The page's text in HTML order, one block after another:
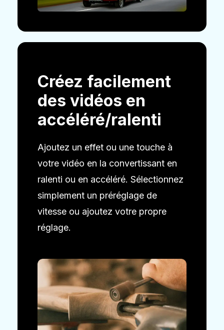
Créez facilement
des vidéos en
accéléré/ralenti
Ajoutez un effet ou une touche à
votre vidéo en la convertissant en
ralenti ou en accéléré. Sélectionnez
simplement un préréglage de
vitesse ou ajoutez votre propre
réglage.